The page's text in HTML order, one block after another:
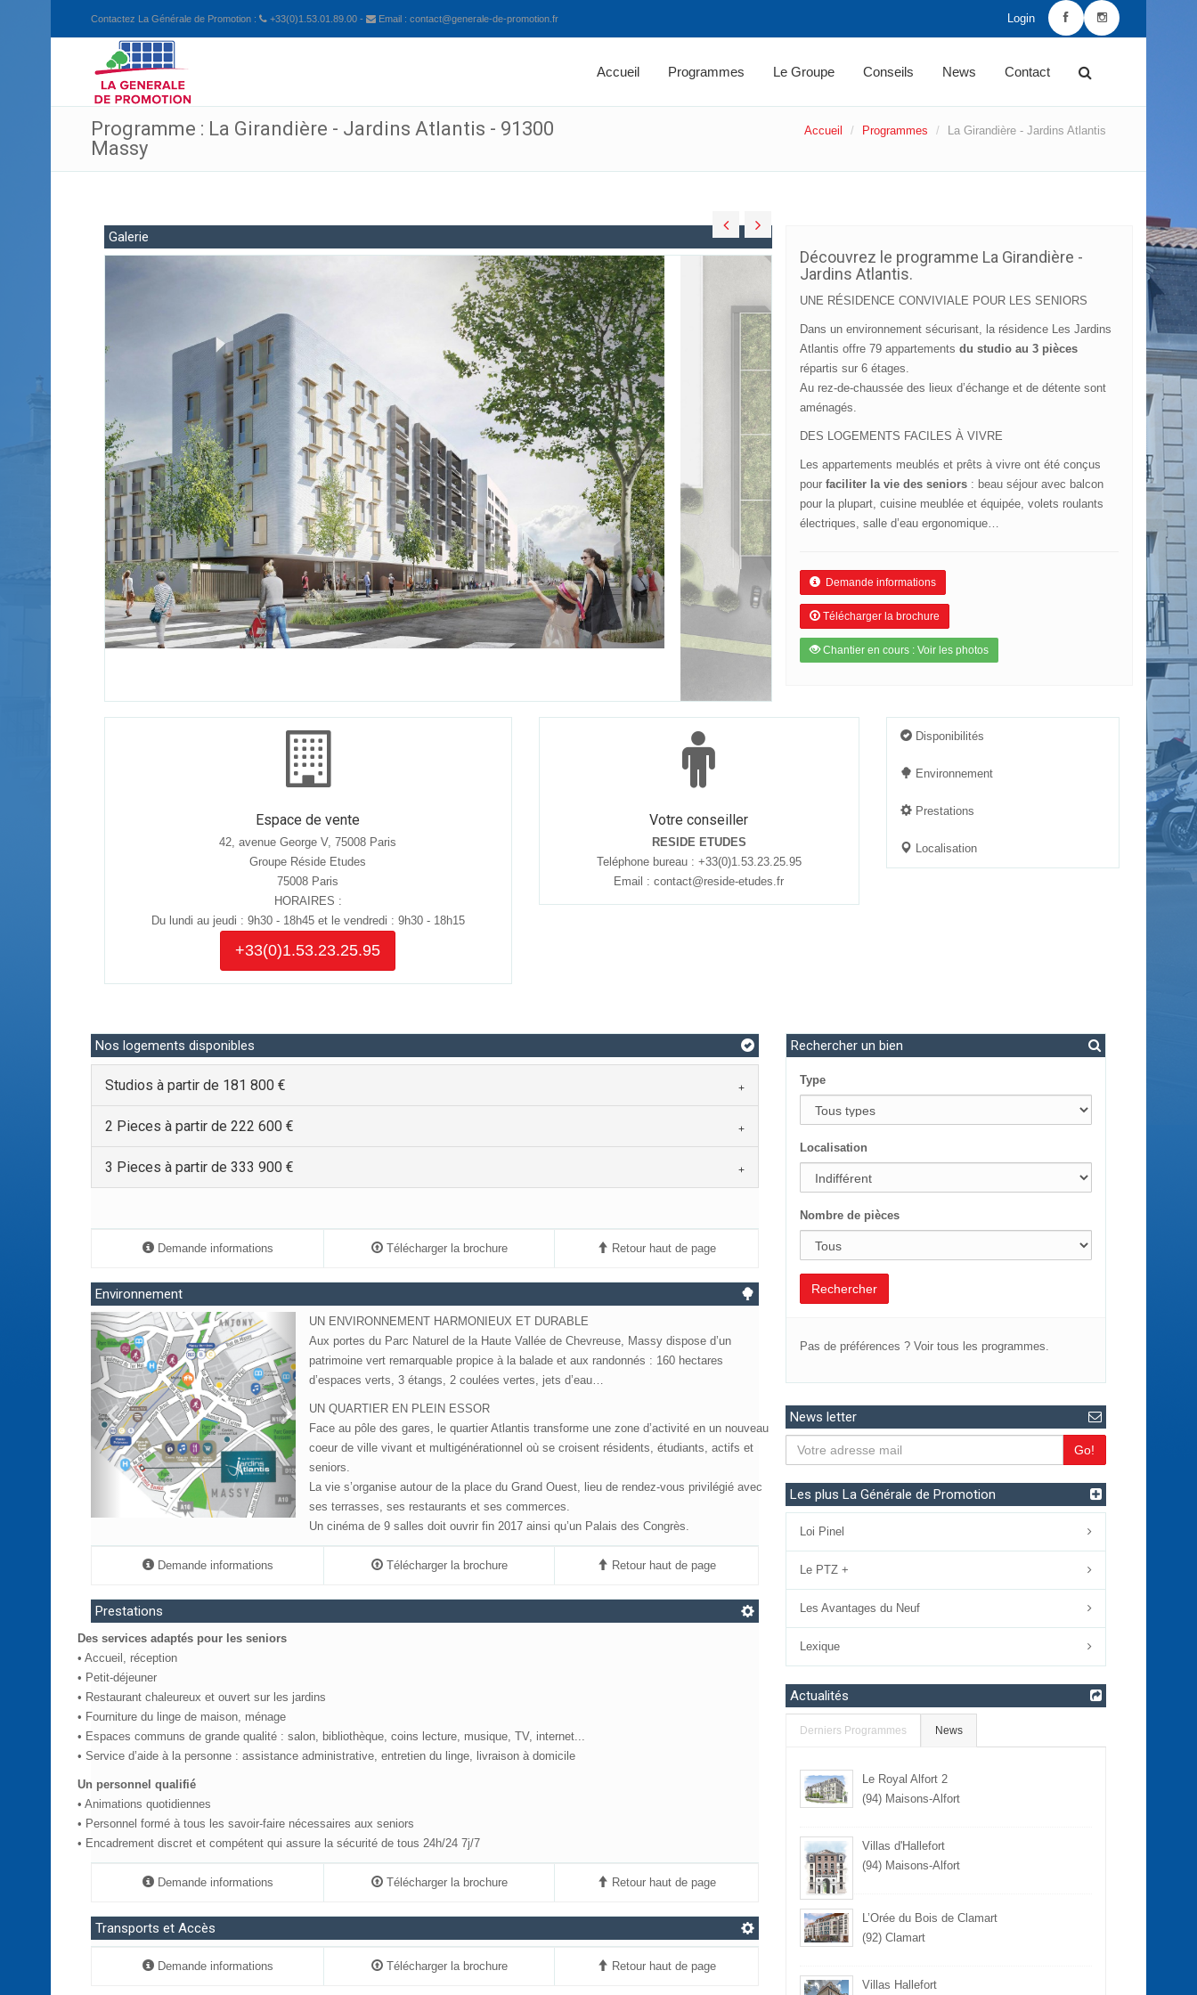
Contactez La Générale de Promotion : +33(0)1.53.01.89.00 - Email : contact@generale-de-promotion.fr Login
Accueil Programmes Le Groupe Conseils News Contact
Programme : La Girandière - Jardins Atlantis - 91300
Massy
Accueil Programmes La Girandière - Jardins Atlantis
Galerie
Découvrez le programme La Girandière -
Jardins Atlantis.
UNE RÉSIDENCE CONVIVIALE POUR LES SENIORS
Dans un environnement sécurisant, la résidence Les Jardins
Atlantis offre 79 appartements du studio au 3 pièces
répartis sur 6 étages.
Au rez-de-chaussée des lieux d’échange et de détente sont
aménagés.
DES LOGEMENTS FACILES À VIVRE
Les appartements meublés et prêts à vivre ont été conçus
pour faciliter la vie des seniors : beau séjour avec balcon
pour la plupart, cuisine meublée et équipée, volets roulants
électriques, salle d’eau ergonomique…
Demande informations
Télécharger la brochure
Chantier en cours : Voir les photos
Espace de vente
42, avenue George V, 75008 Paris
Groupe Réside Etudes
75008 Paris
HORAIRES :
Du lundi au jeudi : 9h30 - 18h45 et le vendredi : 9h30 - 18h15
+33(0)1.53.23.25.95
Votre conseiller
RESIDE ETUDES
Teléphone bureau : +33(0)1.53.23.25.95
Email : contact@reside-etudes.fr
Disponibilités
Environnement
Prestations
Localisation
Nos logements disponibles
Studios à partir de 181 800 €
2 Pieces à partir de 222 600 €
3 Pieces à partir de 333 900 €
Demande informations Télécharger la brochure Retour haut de page
Environnement
UN ENVIRONNEMENT HARMONIEUX ET DURABLE
Aux portes du Parc Naturel de la Haute Vallée de Chevreuse, Massy dispose d’un
patrimoine vert remarquable propice à la balade et aux randonnés : 160 hectares
d’espaces verts, 3 étangs, 2 coulées vertes, jets d’eau…
UN QUARTIER EN PLEIN ESSOR
Face au pôle des gares, le quartier Atlantis transforme une zone d’activité en un nouveau
coeur de ville vivant et multigénérationnel où se croisent résidents, étudiants, actifs et
seniors.
La vie s’organise autour de la place du Grand Ouest, lieu de rendez-vous privilégié avec
ses terrasses, ses restaurants et ses commerces.
Un cinéma de 9 salles doit ouvrir fin 2017 ainsi qu’un Palais des Congrès.
Demande informations Télécharger la brochure Retour haut de page
Prestations
Des services adaptés pour les seniors
• Accueil, réception
• Petit-déjeuner
• Restaurant chaleureux et ouvert sur les jardins
• Fourniture du linge de maison, ménage
• Espaces communs de grande qualité : salon, bibliothèque, coins lecture, musique, TV, internet...
• Service d’aide à la personne : assistance administrative, entretien du linge, livraison à domicile
Un personnel qualifié
• Animations quotidiennes
• Personnel formé à tous les savoir-faire nécessaires aux seniors
• Encadrement discret et compétent qui assure la sécurité de tous 24h/24 7j/7
Demande informations Télécharger la brochure Retour haut de page
Transports et Accès
Demande informations Télécharger la brochure Retour haut de page
Rechercher un bien
Type
Localisation
Nombre de pièces
Rechercher
Pas de préférences ? Voir tous les programmes.
News letter
Go!
Les plus La Générale de Promotion
Loi Pinel
Le PTZ +
Les Avantages du Neuf
Lexique
Actualités
Derniers Programmes News
Le Royal Alfort 2
(94) Maisons-Alfort
Villas d'Hallefort
(94) Maisons-Alfort
L’Orée du Bois de Clamart
(92) Clamart
Villas Hallefort